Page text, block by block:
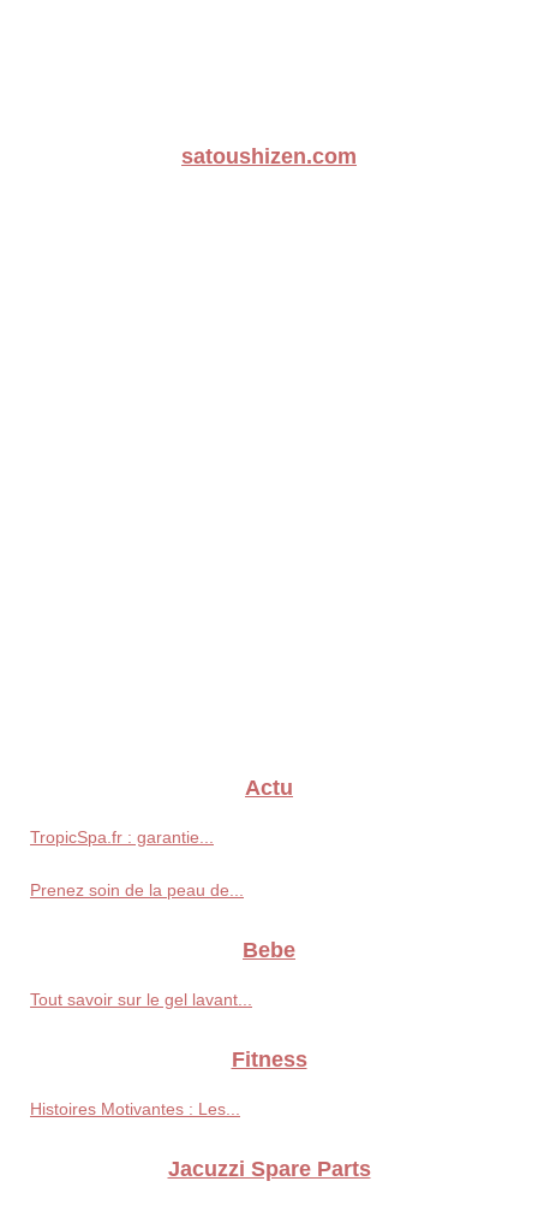
satoushizen.com
Actu
TropicSpa.fr : garantie...
Prenez soin de la peau de...
Bebe
Tout savoir sur le gel lavant...
Fitness
Histoires Motivantes : Les...
Jacuzzi Spare Parts